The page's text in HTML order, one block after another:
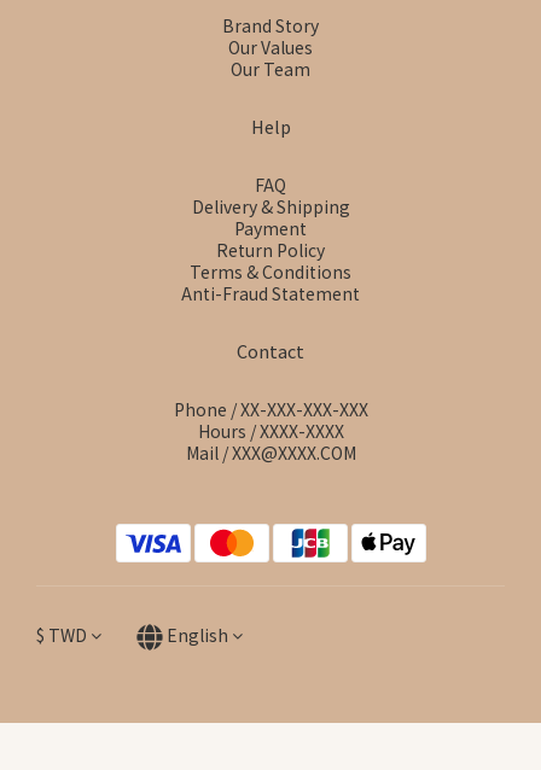
Brand Story
Our Values
Our Team
Help
FAQ
Delivery & Shipping
Payment
Return Policy
Terms & Conditions
Anti-Fraud Statement
Contact
Phone / XX-XXX-XXX-XXX
Hours / XXXX-XXXX
Mail / XXX@XXXX.COM
$ TWD English